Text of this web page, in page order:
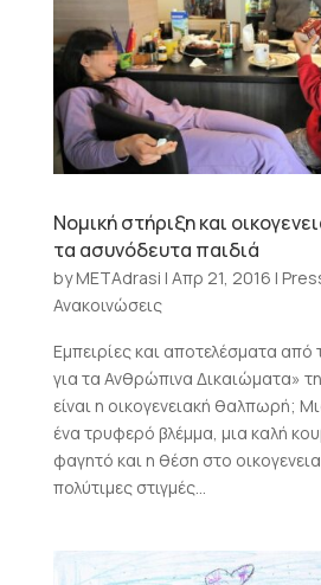
Νομική στήριξη και
τα ασυνόδευτα παιδιά
byMETAdrasi | Απρ 21, 2016 |
Ανακοινώσεις
Εμπειρίες και αποτελέσματα από
για τα Ανθρώπινα Δικαιώματα»
είναι η οικογενειακή θαλπωρή;
ένα τρυφερό βλέμμα, μια καλή
φαγητό και η θέση στο
πολύτιμες στιγμές...